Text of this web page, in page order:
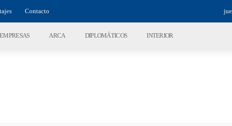
Contacto
EMPRESAS ARCA DIPLOMÁTICOS INTERIOR